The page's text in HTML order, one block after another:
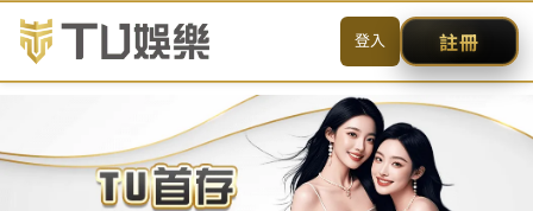
送出
简体中文 搜尋